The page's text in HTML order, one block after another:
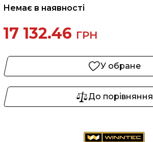
Немає в наявності
17 132.46 ГРН
У обране
До порівняння